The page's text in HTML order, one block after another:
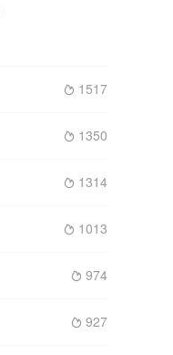
 1517
 1350
 1314
 1013
 974
 927